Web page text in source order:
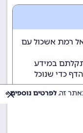
רמת אשכול עם
במידע
כדי שנוכל
לפרטים נוספים »